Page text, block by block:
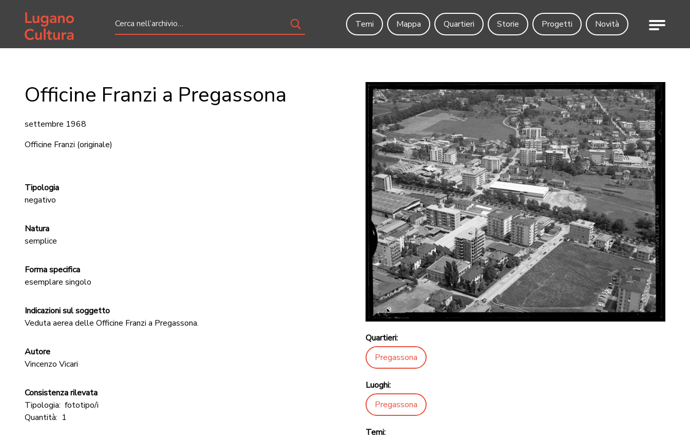
Home page
Temi
Mappa Quartieri Storie Progetti Novità Menu
Officine Franzi a Pregassona
settembre 1968
Officine Franzi (originale)
Tipologia
negativo
Natura
semplice
Forma specifica
esemplare singolo
Indicazioni sul soggetto
Veduta aerea delle Officine Franzi a Pregassona.
Autore
Vincenzo Vicari
Consistenza rilevata
Tipologia: fototipo/i
Quantità: 1
Quartieri:
Pregassona
Luoghi:
Pregassona
Temi: